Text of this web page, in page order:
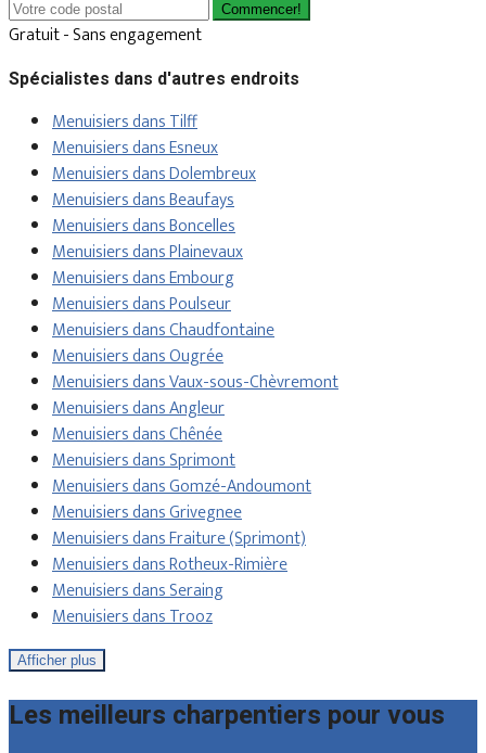
Commencer!
Gratuit - Sans engagement
Spécialistes dans d'autres endroits
Menuisiers dans Tilff
Menuisiers dans Esneux
Menuisiers dans Dolembreux
Menuisiers dans Beaufays
Menuisiers dans Boncelles
Menuisiers dans Plainevaux
Menuisiers dans Embourg
Menuisiers dans Poulseur
Menuisiers dans Chaudfontaine
Menuisiers dans Ougrée
Menuisiers dans Vaux-sous-Chèvremont
Menuisiers dans Angleur
Menuisiers dans Chênée
Menuisiers dans Sprimont
Menuisiers dans Gomzé-Andoumont
Menuisiers dans Grivegnee
Menuisiers dans Fraiture (Sprimont)
Menuisiers dans Rotheux-Rimière
Menuisiers dans Seraing
Menuisiers dans Trooz
Afficher plus
Les meilleurs charpentiers pour vous